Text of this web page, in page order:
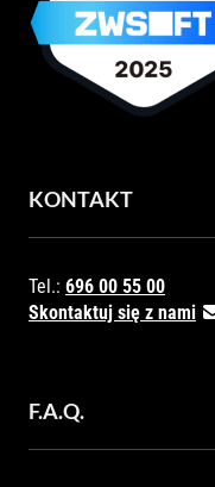
KONTAKT
Tel.: 696 00 55 00
Skontaktuj się z nami
F.A.Q.